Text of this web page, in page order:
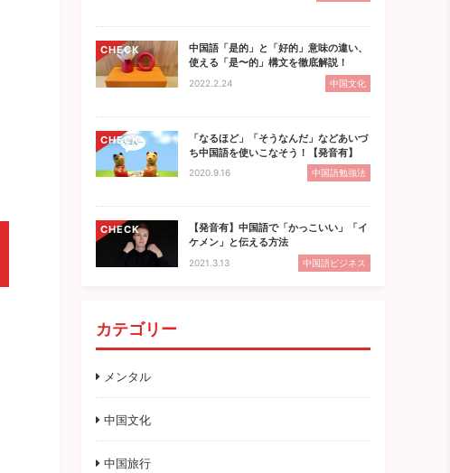
CHECK
中国語「是的」と「好的」意味の違い、
使える「是〜的」構文を徹底解説！
2022.2.24 中国文化
CHECK
「なるほど」「そうなんだ」などあいづ
ち中国語を使いこなそう！【発音有】
2020.9.16 中国語勉強法
CHECK
【発音有】中国語で「かっこいい」「イ
ケメン」と伝える方法
2021.3.13 中国語ビジネス
カテゴリー
メンタル
中国文化
中国旅行